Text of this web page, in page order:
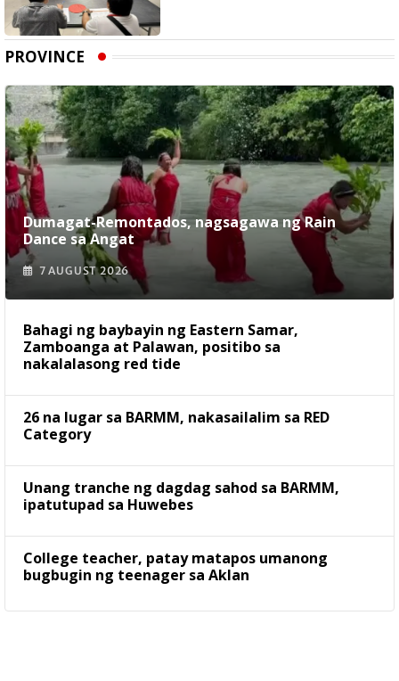
PROVINCE
Dumagat-Remontados, nagsagawa ng Rain
Dance sa Angat
7 AUGUST 2026
Bahagi ng baybayin ng Eastern Samar,
Zamboanga at Palawan, positibo sa
nakalalasong red tide
26 na lugar sa BARMM, nakasailalim sa RED
Category
Unang tranche ng dagdag sahod sa BARMM,
ipatutupad sa Huwebes
College teacher, patay matapos umanong
bugbugin ng teenager sa Aklan